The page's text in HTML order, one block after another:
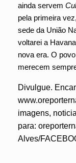
ainda servem
pela primeira
sede da União
voltarei a
nova era. O
merecem
Divulgue.
imagens,
para:
Alves/